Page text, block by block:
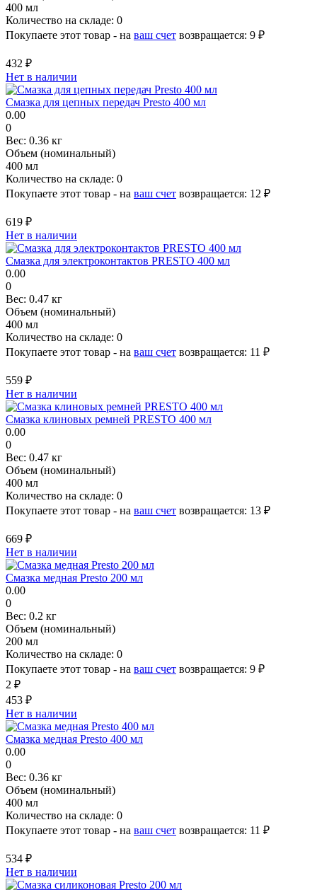
400 мл
Количество на складе: 0
Покупаете этот товар - на ваш счет возвращается: 9 ₽
432 ₽
Нет в наличии
Смазка для цепных передач Presto 400 мл
0.00
0
Вес: 0.36 кг
Объем (номинальный)
400 мл
Количество на складе: 0
Покупаете этот товар - на ваш счет возвращается: 12 ₽
619 ₽
Нет в наличии
Смазка для электроконтактов PRESTO 400 мл
0.00
0
Вес: 0.47 кг
Объем (номинальный)
400 мл
Количество на складе: 0
Покупаете этот товар - на ваш счет возвращается: 11 ₽
559 ₽
Нет в наличии
Смазка клиновых ремней PRESTO 400 мл
0.00
0
Вес: 0.47 кг
Объем (номинальный)
400 мл
Количество на складе: 0
Покупаете этот товар - на ваш счет возвращается: 13 ₽
669 ₽
Нет в наличии
Смазка медная Presto 200 мл
0.00
0
Вес: 0.2 кг
Объем (номинальный)
200 мл
Количество на складе: 0
Покупаете этот товар - на ваш счет возвращается: 9 ₽
2 ₽
453 ₽
Нет в наличии
Смазка медная Presto 400 мл
0.00
0
Вес: 0.36 кг
Объем (номинальный)
400 мл
Количество на складе: 0
Покупаете этот товар - на ваш счет возвращается: 11 ₽
534 ₽
Нет в наличии